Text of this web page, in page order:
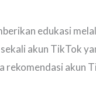
edukasi
akun TikTok
rekomendasi akun